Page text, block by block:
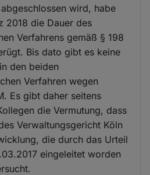
wird, habe
2018 die Dauer des
Verfahrens gemäß § 198
Bis dato gibt es keine
den beiden
Verfahren wegen
Es gibt daher seitens
die Vermutung, dass
Verwaltungsgericht Köln
die durch das Urteil
eingeleitet worden